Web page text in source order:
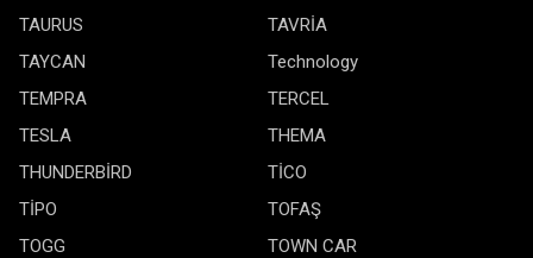
TAURUS
TAVRİA
TAYCAN
Technology
TEMPRA
TERCEL
TESLA
THEMA
THUNDERBİRD
TİCO
TİPO
TOFAŞ
TOGG
TOWN CAR